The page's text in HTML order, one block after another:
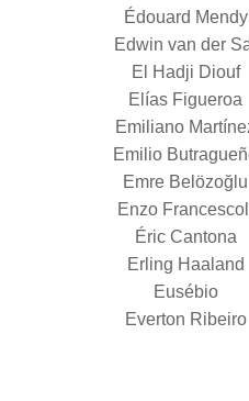
Édouard Mendy
Edwin van der
El Hadji Diouf
Elías Figueroa
Emiliano
Emilio
Emre Belözoğlu
Enzo
Éric Cantona
Erling Haaland
Eusébio
Everton Ribeiro